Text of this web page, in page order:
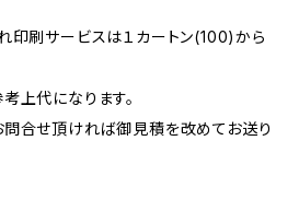
印刷サービスは１カートン(100)から
上代になります。
せ頂ければ御見積を改めてお送り